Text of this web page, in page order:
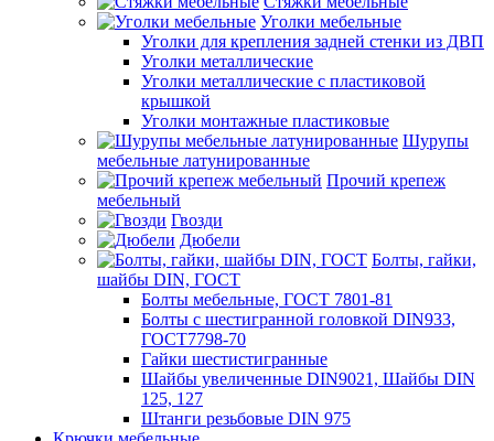
Уголки мебельные
Уголки для крепления задней стенки из ДВП
Уголки металлические
Уголки металлические с пластиковой
крышкой
Уголки монтажные пластиковые
Шурупы
мебельные латунированные
Прочий крепеж
мебельный
Гвозди
Дюбели
Болты, гайки,
шайбы DIN, ГОСТ
Болты мебельные, ГОСТ 7801-81
Болты с шестигранной головкой DIN933,
ГОСТ7798-70
Гайки шестистигранные
Шайбы увеличенные DIN9021, Шайбы DIN
125, 127
Штанги резьбовые DIN 975